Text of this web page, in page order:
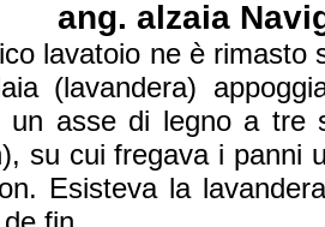
ang. alzaia
lavatoio ne è rimasto
(lavandera)
un asse di legno a tre
su cui fregava i panni
Esisteva la